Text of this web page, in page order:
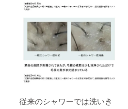
従来のシャワーでは洗いき